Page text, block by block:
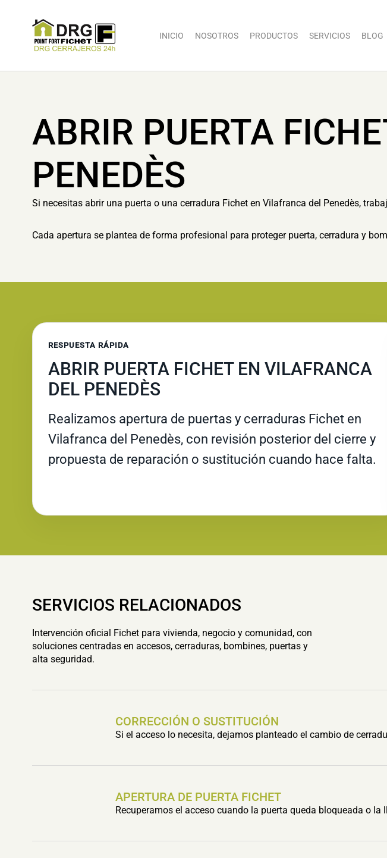
INICIO NOSOTROS PRODUCTOS SERVICIOS BLOG
ABRIR PUERTA
PENEDÈS
Si necesitas abrir una puerta o una cerradura Fichet en Vilafranca del Penedès,
Cada apertura se plantea de forma profesional para proteger puerta, cerradura y
RESPUESTA RÁPIDA
ABRIR PUERTA FICHET EN VILAFRANCA
DEL PENEDÈS
Realizamos apertura de puertas y cerraduras Fichet en
Vilafranca del Penedès, con revisión posterior del cierre y
propuesta de reparación o sustitución cuando hace falta.
SERVICIOS RELACIONADOS
Intervención oficial Fichet para vivienda, negocio y comunidad, con
soluciones centradas en accesos, cerraduras, bombines, puertas y
alta seguridad.
CORRECCIÓN O SUSTITUCIÓN
Si el acceso lo necesita, dejamos planteado el cambio de
APERTURA DE PUERTA FICHET
Recuperamos el acceso cuando la puerta queda bloqueada o la